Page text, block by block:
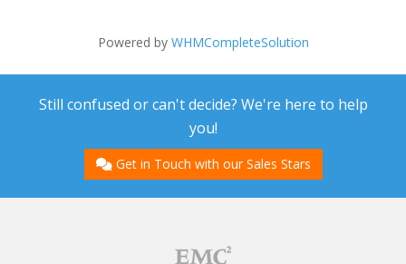
Powered by WHMCompleteSolution
Still confused or can't decide? We're here to help
you!
Get in Touch with our Sales Stars